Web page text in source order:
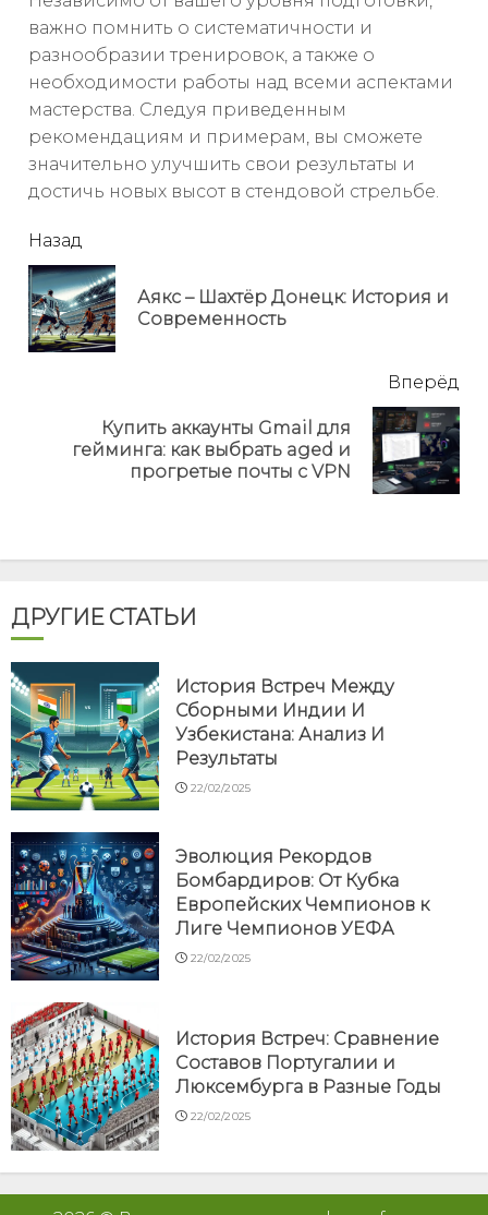
важно помнить о систематичности и
разнообразии тренировок, а также о
необходимости работы над всеми аспектами
мастерства. Следуя приведенным
рекомендациям и примерам, вы сможете
значительно улучшить свои результаты и
достичь новых высот в стендовой стрельбе.
читать
еще
Назад
Аякс – Шахтёр Донецк: История и
Современность
Вперёд
Купить аккаунты Gmail для
гейминга: как выбрать aged и
прогретые почты с VPN
ДРУГИЕ СТАТЬИ
История Встреч Между
Сборными Индии И
Узбекистана: Анализ И
Результаты
22/02/2025
Эволюция Рекордов
Бомбардиров: От Кубка
Европейских Чемпионов к
Лиге Чемпионов УЕФА
22/02/2025
История Встреч: Сравнение
Составов Португалии и
Люксембурга в Разные Годы
22/02/2025